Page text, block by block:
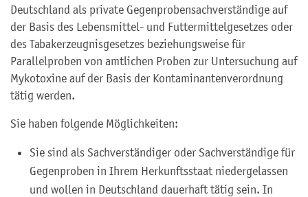
Deutschland als private Gegenprobensachverständige auf
der Basis des Lebensmittel- und Futtermittelgesetzes oder
des Tabakerzeugnisgesetzes beziehungsweise für
Parallelproben von amtlichen Proben zur Untersuchung auf
Mykotoxine auf der Basis der Kontaminantenverordnung
tätig werden.
Sie haben folgende Möglichkeiten:
Sie sind als Sachverständiger oder Sachverständige für
Gegenproben in Ihrem Herkunftsstaat niedergelassen
und wollen in Deutschland dauerhaft tätig sein. In